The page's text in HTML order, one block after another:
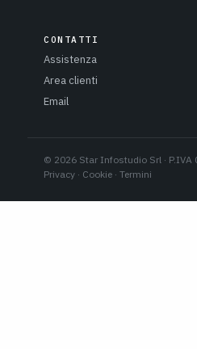
CONTATTI
Assistenza
Area clienti
Email
© 2026 Star Infostudio Srl · P.IVA
Privacy · Cookie · Termini